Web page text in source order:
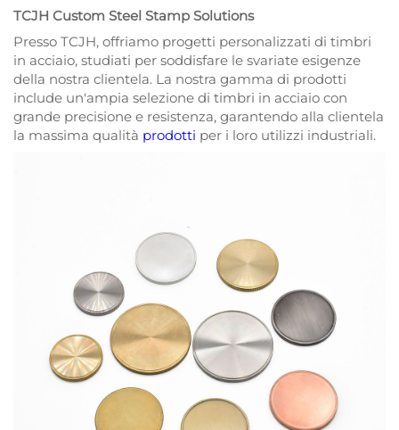
TCJH Custom Steel Stamp Solutions
Presso TCJH, offriamo progetti personalizzati di timbri
in acciaio, studiati per soddisfare le svariate esigenze
della nostra clientela. La nostra gamma di prodotti
include un'ampia selezione di timbri in acciaio con
grande precisione e resistenza, garantendo alla clientela
la massima qualità prodotti per i loro utilizzi industriali.